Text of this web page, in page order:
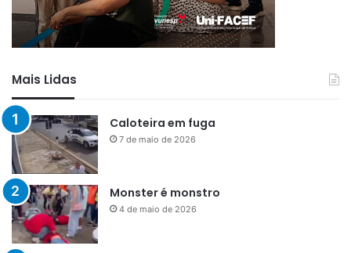
Mais Lidas
Caloteira em fuga
7 de maio de 2026
Monster é monstro
4 de maio de 2026